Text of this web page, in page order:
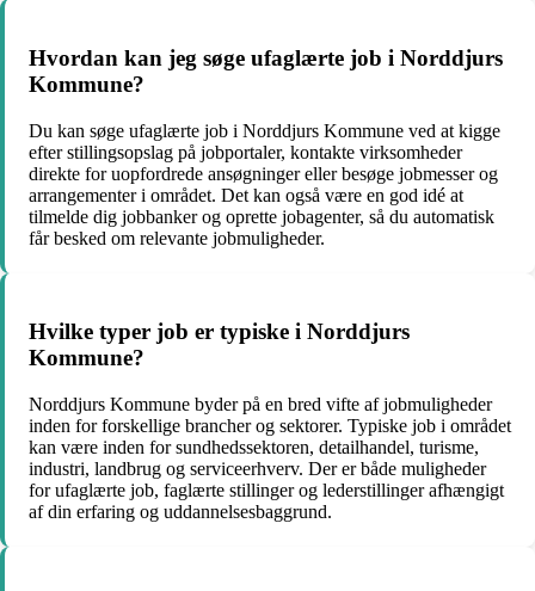
Hvordan kan jeg søge ufaglærte job i Norddjurs
Kommune?
Du kan søge ufaglærte job i Norddjurs Kommune ved at kigge
efter stillingsopslag på jobportaler, kontakte virksomheder
direkte for uopfordrede ansøgninger eller besøge jobmesser og
arrangementer i området. Det kan også være en god idé at
tilmelde dig jobbanker og oprette jobagenter, så du automatisk
får besked om relevante jobmuligheder.
Hvilke typer job er typiske i Norddjurs
Kommune?
Norddjurs Kommune byder på en bred vifte af jobmuligheder
inden for forskellige brancher og sektorer. Typiske job i området
kan være inden for sundhedssektoren, detailhandel, turisme,
industri, landbrug og serviceerhverv. Der er både muligheder
for ufaglærte job, faglærte stillinger og lederstillinger afhængigt
af din erfaring og uddannelsesbaggrund.